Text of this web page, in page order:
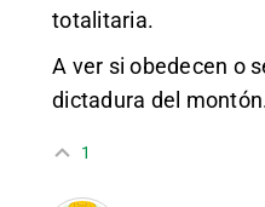
totalitaria.
A ver si obedecen o
dictadura del
1